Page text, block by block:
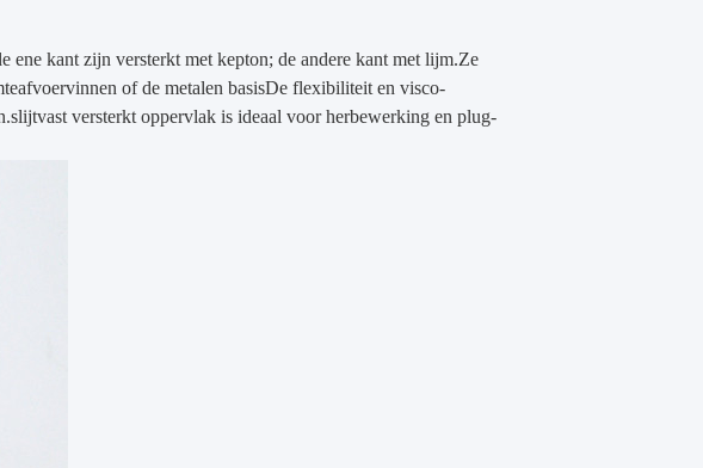
ene kant zijn versterkt met kepton; de andere kant met lijm.Ze
of de metalen basisDe flexibiliteit en visco-
versterkt oppervlak is ideaal voor herbewerking en plug-